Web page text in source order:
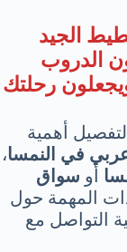
الجيد
الدروب
رحلتك
أهمية
في النمسا،
أو سواق
المهمة حول
التواصل مع